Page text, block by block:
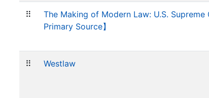
⠿
The Making of Modern Law: U.S.
Primary Source】
⠿ Westlaw